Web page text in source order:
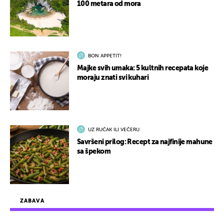
ZABAVA
100 metara od mora
BON APPETIT!
Majke svih umaka: 5 kultnih recepata koje
moraju znati svi kuhari
UZ RUČAK ILI VEČERU
Savršeni prilog: Recept za najfinije mahune
sa špekom